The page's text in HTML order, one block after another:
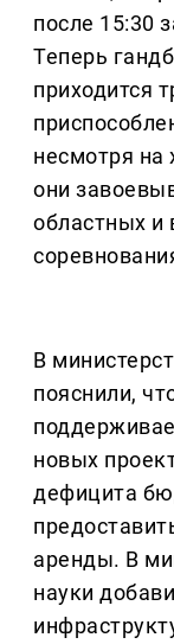
после 15:30
Теперь
приходится
несмотря на
они
областных и
В
пояснили,
новых
дефицита
аренды. В
науки